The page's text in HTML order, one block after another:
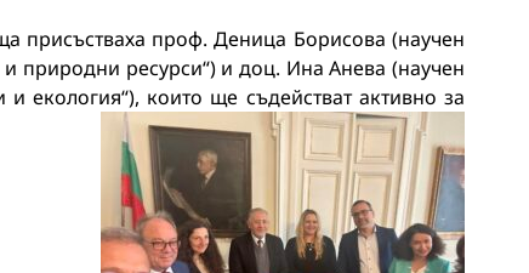
присъстваха проф. Деница Борисова (научен
природни ресурси“) и доц. Ина Анева (научен
екология“), които ще съдействат активно за